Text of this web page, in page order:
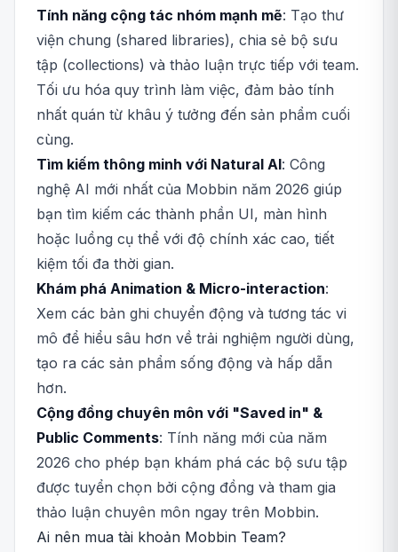
Tính năng cộng tác nhóm mạnh mẽ: Tạo thư
viện chung (shared libraries), chia sẻ bộ sưu
tập (collections) và thảo luận trực tiếp với team.
Tối ưu hóa quy trình làm việc, đảm bảo tính
nhất quán từ khâu ý tưởng đến sản phẩm cuối
cùng.
Tìm kiếm thông minh với Natural AI: Công
nghệ AI mới nhất của Mobbin năm 2026 giúp
bạn tìm kiếm các thành phần UI, màn hình
hoặc luồng cụ thể với độ chính xác cao, tiết
kiệm tối đa thời gian.
Khám phá Animation & Micro-interaction:
Xem các bản ghi chuyển động và tương tác vi
mô để hiểu sâu hơn về trải nghiệm người dùng,
tạo ra các sản phẩm sống động và hấp dẫn
hơn.
Cộng đồng chuyên môn với "Saved in" &
Public Comments: Tính năng mới của năm
2026 cho phép bạn khám phá các bộ sưu tập
được tuyển chọn bởi cộng đồng và tham gia
thảo luận chuyên môn ngay trên Mobbin.
Ai nên mua tài khoản Mobbin Team?